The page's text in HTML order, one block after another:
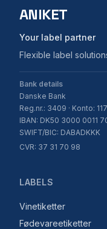
ANIKET
Your label partner
Flexible label
Bank details
Danske Bank
Reg.nr.: 3409 · Konto:
IBAN: DK50 3000 0011
SWIFT/BIC: DABADKKK
CVR: 37 31 70 98
LABELS
Vinetiketter
Fødevareetiketter